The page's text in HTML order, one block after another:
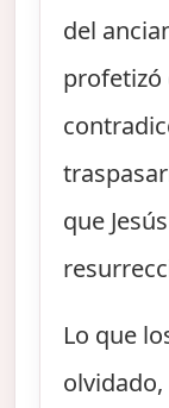
del
profetizó
que
Lo que